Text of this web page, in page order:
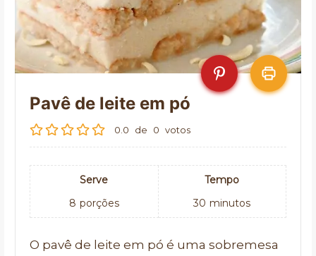
Pavê de leite em pó
0.0 de 0 votos
Serve
8 porções
Tempo
30 minutos
O pavê de leite em pó é uma sobremesa